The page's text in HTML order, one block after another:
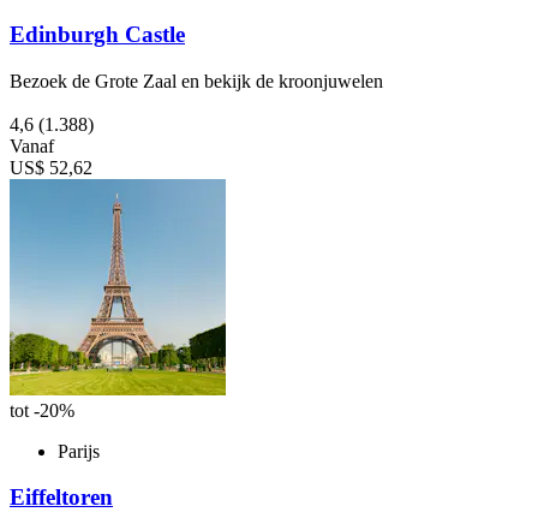
Edinburgh Castle
Bezoek de Grote Zaal en bekijk de kroonjuwelen
4,6 (1.388)
Vanaf
US$ 52,62
tot -20%
Parijs
Eiffeltoren